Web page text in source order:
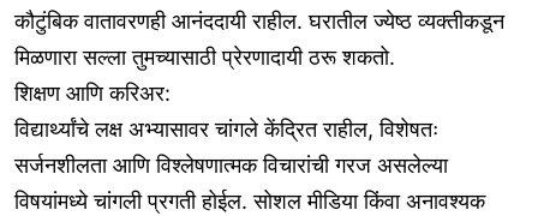
कौटुंबिक वातावरणही आनंददायी राहील. घरातील ज्येष्ठ व्यक्तीकडून
मिळणारा सल्ला तुमच्यासाठी प्रेरणादायी ठरू शकतो.
शिक्षण आणि करिअर:
विद्यार्थ्यांचे लक्ष अभ्यासावर चांगले केंद्रित राहील, विशेषतः
सर्जनशीलता आणि विश्लेषणात्मक विचारांची गरज असलेल्या
विषयांमध्ये चांगली प्रगती होईल. सोशल मीडिया किंवा अनावश्यक